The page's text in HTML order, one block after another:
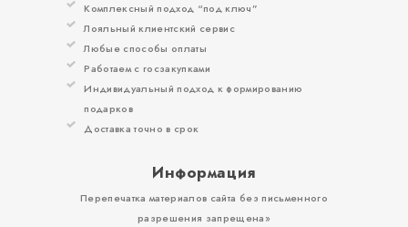
Комплексный подход “под ключ”
Лояльный клиентский сервис
Любые способы оплаты
Работаем с госзакупками
Индивидуальный подход к формированию
подарков
Доставка точно в срок
Информация
Перепечатка материалов сайта без письменного
разрешения запрещена»